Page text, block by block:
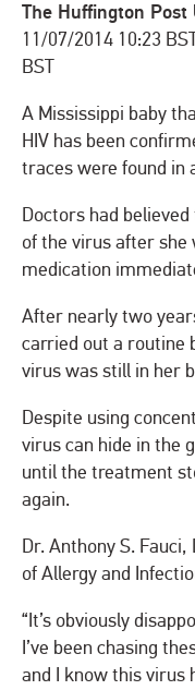
The Huffington Post
11/07/2014 10:23
BST
A Mississippi baby
HIV has been
traces were found in
Doctors had
of the virus after she
medication
After nearly two
carried out a routine
virus was still in her
Despite using
virus can hide in the
until the treatment
again.
Dr. Anthony S.
of Allergy and
“It’s obviously
I’ve been chasing
and I know this virus